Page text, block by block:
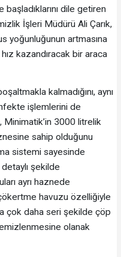
dile getiren
İşleri Müdürü Ali Çarık,
yoğunluğunun artmasına
kazandıracak bir araca
kalmadığını, aynı
işlemlerini de
3000 litrelik
sahip olduğunu
sistemi sayesinde
şekilde
ayrı haznede
havuzu özelliğiyle
çok daha seri şekilde çöp
olanak